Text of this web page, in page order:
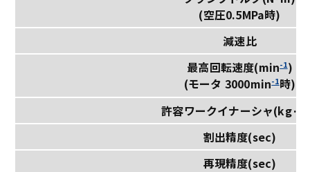
(空圧0.5MPa時)
減速比
最高回転速度(min-1)
(モータ 3000min-1時)
許容ワークイナーシャ(kg·m
割出精度(sec)
再現精度(sec)